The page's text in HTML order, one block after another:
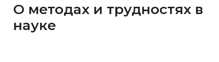
О методах и трудностях в
науке